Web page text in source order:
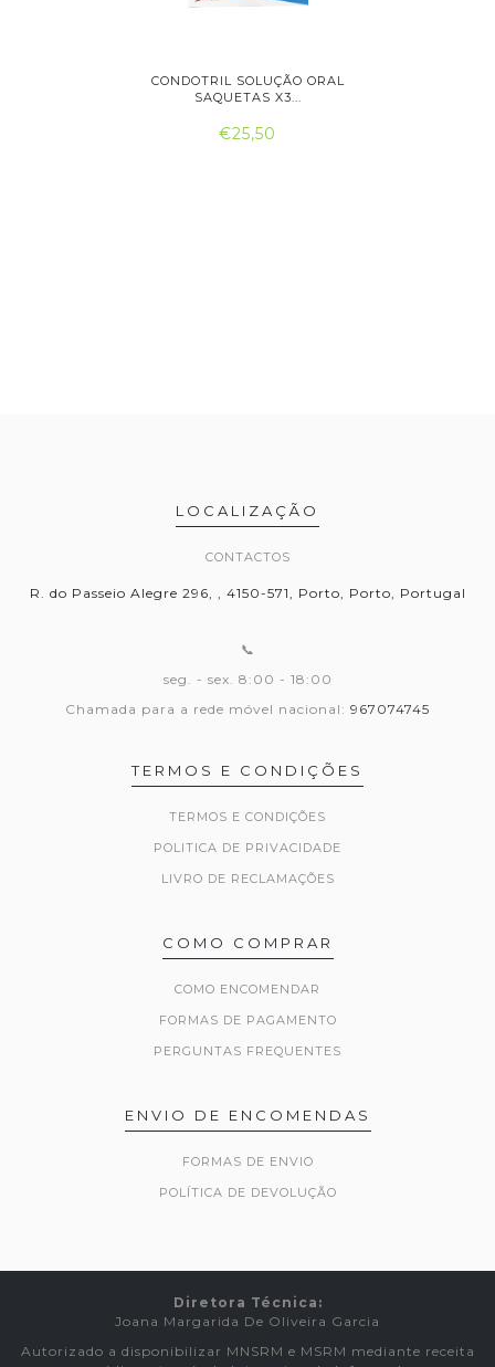
CONDOTRIL SOLUÇÃO ORAL
SAQUETAS X3...
€25,50
LOCALIZAÇÃO
CONTACTOS
R. do Passeio Alegre 296, , 4150-571, Porto, Porto, Portugal
📞
seg. - sex. 8:00 - 18:00
Chamada para a rede móvel nacional: 967074745
TERMOS E CONDIÇÕES
TERMOS E CONDIÇÕES
POLITICA DE PRIVACIDADE
LIVRO DE RECLAMAÇÕES
COMO COMPRAR
COMO ENCOMENDAR
FORMAS DE PAGAMENTO
PERGUNTAS FREQUENTES
ENVIO DE ENCOMENDAS
FORMAS DE ENVIO
POLÍTICA DE DEVOLUÇÃO
Diretora Técnica:
Joana Margarida De Oliveira Garcia
Autorizado a disponibilizar MNSRM e MSRM mediante receita